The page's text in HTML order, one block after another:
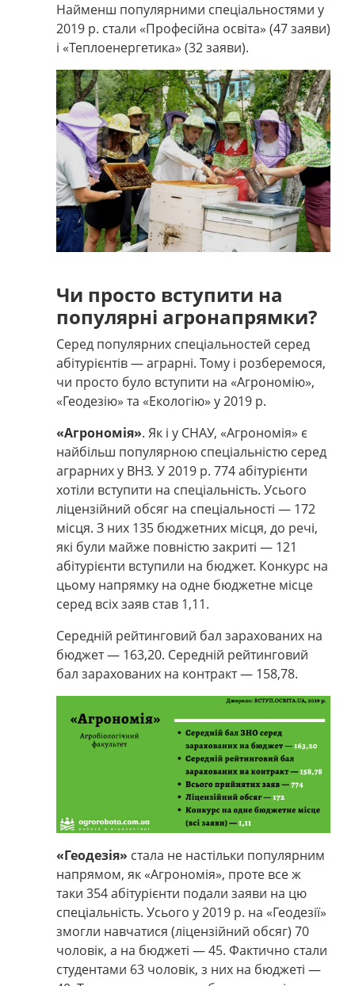
Найменш популярними спеціальностями у
2019 р. стали «Професійна освіта» (47 заяви)
і «Теплоенергетика» (32 заяви).
Чи просто вступити на
популярні агронапрямки?
Серед популярних спеціальностей серед
абітурієнтів—аграрні. Тому і розберемося,
чи просто було вступити на «Агрономію»,
«Геодезію» та «Екологію» у 2019 р.
«Агрономія». Як і у СНАУ, «Агрономія» є
найбільш популярною спеціальністю серед
аграрних у ВНЗ. У 2019 р. 774 абітурієнти
хотіли вступити на спеціальність. Усього
ліцензійний обсяг на спеціальності — 172
місця. З них 135 бюджетних місця, до речі,
які були майже повністю закриті — 121
абітурієнти вступили на бюджет. Конкурс на
цьому напрямку на одне бюджетне місце
серед всіх заяв став 1,11.
Середній рейтинговий бал зарахованих на
бюджет— 163,20. Середній рейтинговий
бал зарахованих на контракт— 158,78.
«Геодезія» стала не настільки популярним
напрямом, як «Агрономія», проте все ж
таки 354 абітурієнти подали заяви на цю
спеціальність. Усього у 2019 р. на «Геодезії»
змогли навчатися (ліцензійний обсяг) 70
чоловік, а на бюджеті —45. Фактично стали
студентами 63 чоловік, з них на бюджеті —